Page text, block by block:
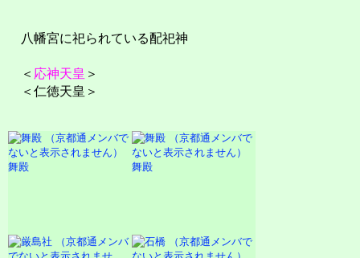
八幡宮に祀られている配祀神
＜ 応神天皇 ＞
＜仁徳天皇＞
舞殿 舞殿